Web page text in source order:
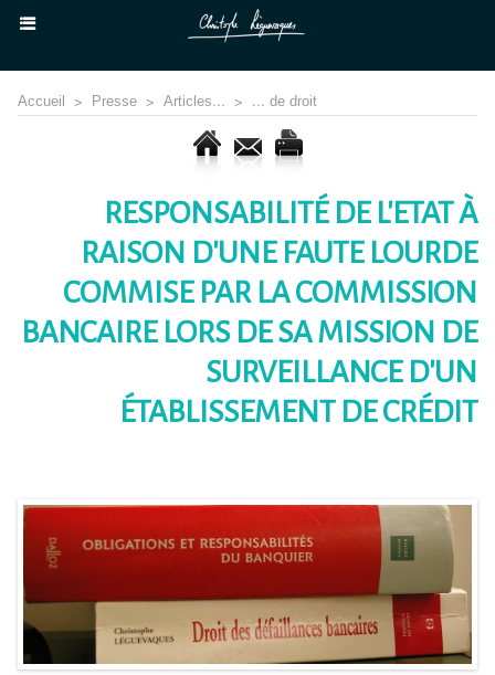
Accueil > Presse > Articles... > ... de droit
RESPONSABILITÉ DE L'ETAT À
RAISON D'UNE FAUTE LOURDE
COMMISE PAR LA COMMISSION
BANCAIRE LORS DE SA MISSION DE
SURVEILLANCE D'UN
ÉTABLISSEMENT DE CRÉDIT